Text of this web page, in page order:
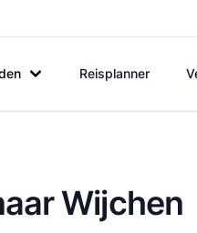
Reisplanner
Wijchen